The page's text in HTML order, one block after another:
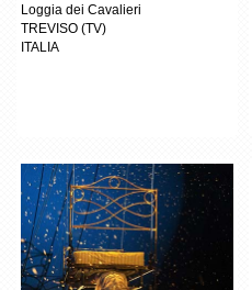
Loggia dei Cavalieri
TREVISO (TV)
ITALIA